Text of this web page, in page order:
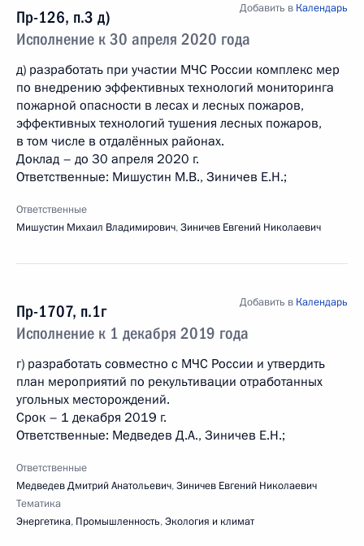
Пр-126, п.3 д)
Исполнение к 30 апреля 2020 года
Добавить в Календарь
д) разработать при участии МЧС России комплекс мер
по внедрению эффективных технологий мониторинга
пожарной опасности в лесах и лесных пожаров,
эффективных технологий тушения лесных пожаров,
в том числе в отдалённых районах.
Доклад – до 30 апреля 2020 г.
Ответственные: Мишустин М.В., Зиничев Е.Н.;
Ответственные
Мишустин Михаил Владимирович,Зиничев Евгений Николаевич
Пр-1707, п.1г
Исполнение к 1 декабря 2019 года
Добавить в Календарь
г) разработать совместно с МЧС России и утвердить
план мероприятий по рекультивации отработанных
угольных месторождений.
Срок – 1 декабря 2019 г.
Ответственные: Медведев Д.А., Зиничев Е.Н.;
Ответственные
Медведев Дмитрий Анатольевич,Зиничев Евгений Николаевич
Тематика
Энергетика, Промышленность,Экология и климат